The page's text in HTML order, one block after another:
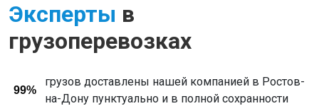
Эксперты в
грузоперевозках
99%
грузов доставлены нашей компанией в Ростов-
на-Дону пунктуально и в полной сохранности